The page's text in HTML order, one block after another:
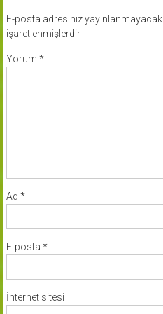
E-posta adresiniz yayınlanmayacak.
işaretlenmişlerdir
Yorum *
Ad *
E-posta *
İnternet sitesi